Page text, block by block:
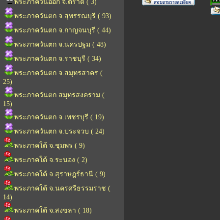
พระภาควันออก จ.ตราด ( 3)
พระภาควันตก จ.สุพรรณบุรี ( 93)
พระภาควันตก จ.กาญจนบุรี ( 44)
พระภาควันตก จ.นครปฐม ( 48)
พระภาควันตก จ.ราชบุรี ( 34)
พระภาควันตก จ.สมุทรสาคร (
25)
พระภาควันตก สมุทรสงคราม (
15)
พระภาควันตก จ.เพชรบุรี ( 19)
พระภาควันตก จ.ประจวบ ( 24)
พระภาคใต้ จ.ชุมพร ( 9)
พระภาคใต้ จ.ระนอง ( 2)
พระภาคใต้ จ.สุราษฎร์ธานี ( 9)
พระภาคใต้ จ.นครศรีธรรมราช (
14)
พระภาคใต้ จ.สงขลา ( 18)